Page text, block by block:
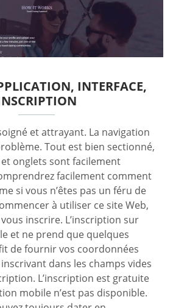
INTERFACE,
et attrayant. La navigation
Tout est bien sectionné,
onglets sont facilement
facilement comment
si vous n’êtes pas un féru de
à utiliser ce site Web,
inscrire. L’inscription sur
et ne prend que quelques
de fournir vos coordonnées
dans les champs vides
L’inscription est gratuite
mobile n’est pas disponible.